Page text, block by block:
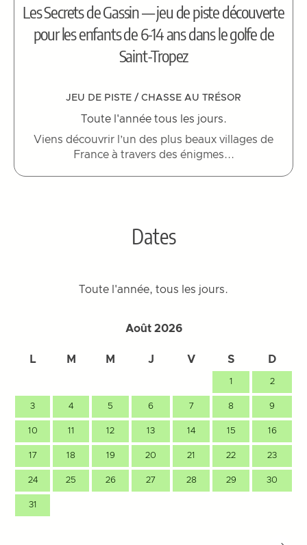
Les Secrets de Gassin — jeu de piste découverte
pour les enfants de 6-14 ans dans le golfe de
Saint-Tropez
JEU DE PISTE / CHASSE AU TRÉSOR
Toute l'année tous les jours.
Viens découvrir l’un des plus beaux villages de
France à travers des énigmes...
Dates
Toute l'année, tous les jours.
Août 2026
L M M J V S D
1 2
3 4 5 6 7 8 9
10 11 12 13 14 15 16
17 18 19 20 21 22 23
24 25 26 27 28 29 30
31